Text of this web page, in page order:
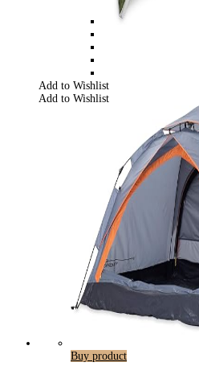
Add to Wishlist
Add to Wishlist
Buy product